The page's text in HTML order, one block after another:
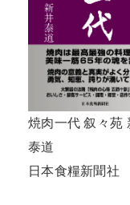
焼肉一代 叙々苑
泰道
日本食糧新聞社